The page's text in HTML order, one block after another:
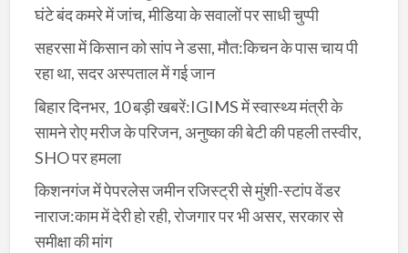
घंटे बंद कमरे में जांच, मीडिया के सवालों पर साधी चुप्पी
सहरसा में किसान को सांप ने डसा, मौत:किचन के पास चाय पी
रहा था, सदर अस्पताल में गई जान
बिहार दिनभर, 10 बड़ी खबरें:IGIMS में स्वास्थ्य मंत्री के
सामने रोए मरीज के परिजन, अनुष्का की बेटी की पहली तस्वीर,
SHO पर हमला
किशनगंज में पेपरलेस जमीन रजिस्ट्री से मुंशी-स्टांप वेंडर
नाराज:काम में देरी हो रही, रोजगार पर भी असर, सरकार से
समीक्षा की मांग